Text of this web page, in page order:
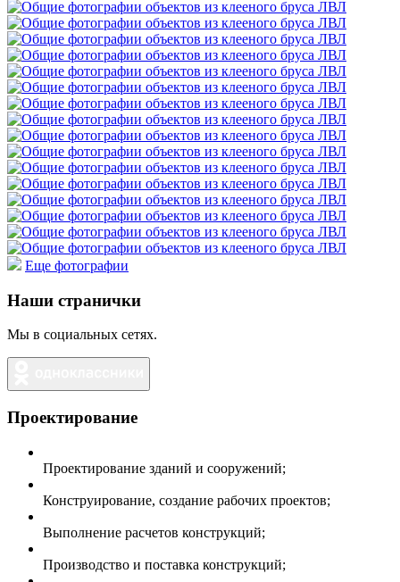
Еще фотографии
Наши странички
Мы в социальных сетях.
Проектирование
Проектирование зданий и сооружений;
Конструирование, создание рабочих проектов;
Выполнение расчетов конструкций;
Производство и поставка конструкций;